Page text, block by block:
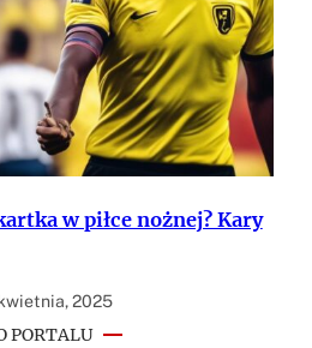
w piłce nożnej? Kary
2025
PORTALU